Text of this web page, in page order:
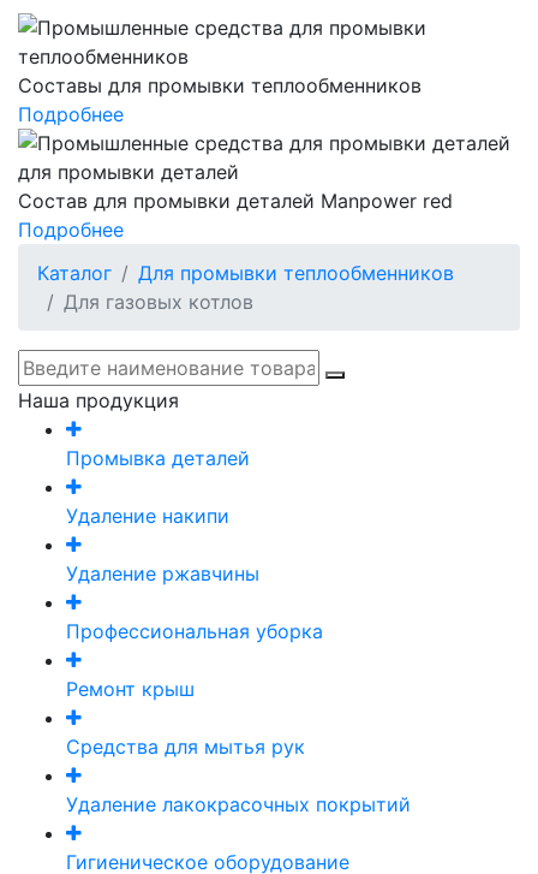
Составы для промывки теплообменников
Подробнее
Состав для промывки деталей Manpower red
Подробнее
Каталог
Для промывки теплообменников
Для газовых котлов
Наша продукция
Промывка деталей
Удаление накипи
Удаление ржавчины
Профессиональная уборка
Ремонт крыш
Средства для мытья рук
Удаление лакокрасочных покрытий
Гигиеническое оборудование